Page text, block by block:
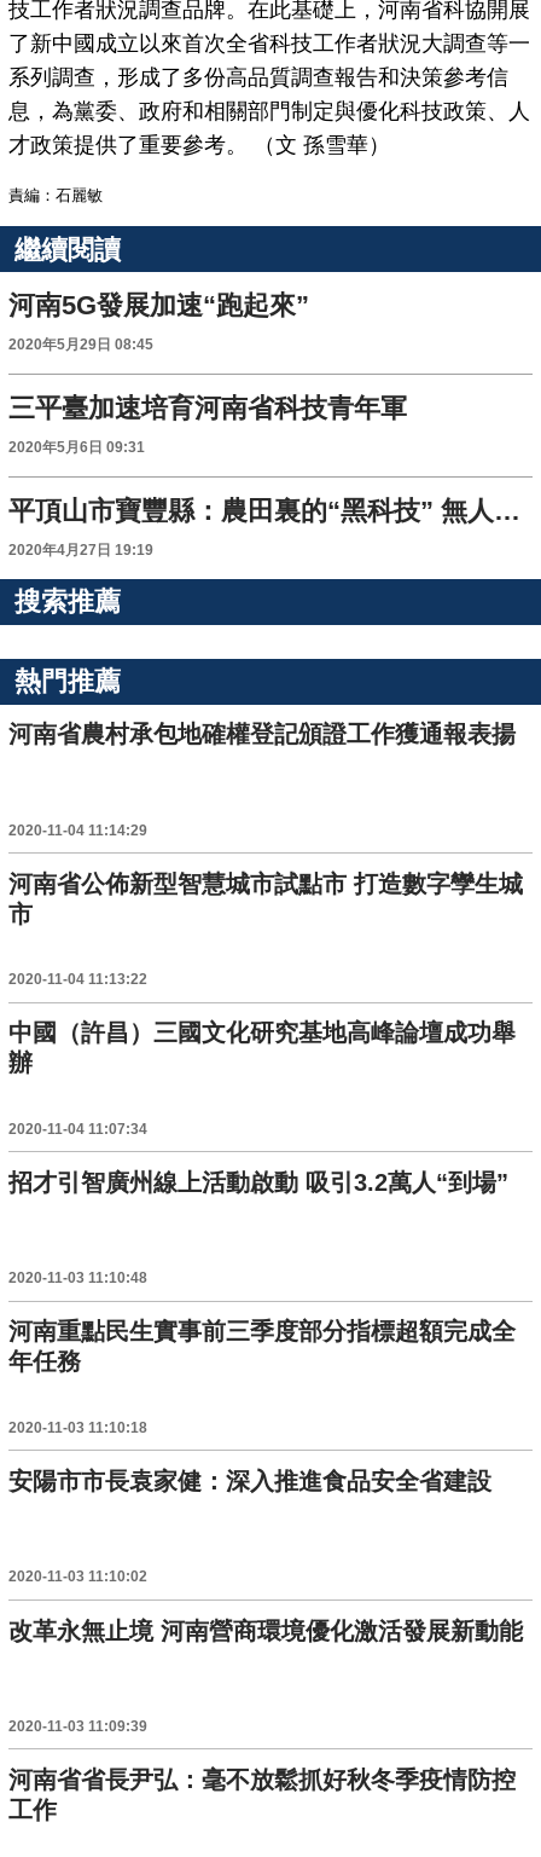
技工作者狀況調查品牌。在此基礎上，河南省科協開展
了新中國成立以來首次全省科技工作者狀況大調查等一
系列調查，形成了多份高品質調查報告和決策參考信
息，為黨委、政府和相關部門制定與優化科技政策、人
才政策提供了重要參考。 （文 孫雪華）
責編：石麗敏
繼續閱讀
河南5G發展加速“跑起來”
2020年5月29日 08:45
三平臺加速培育河南省科技青年軍
2020年5月6日 09:31
平頂山市寶豐縣：農田裏的“黑科技” 無人機噴灑農藥
2020年4月27日 19:19
搜索推薦
熱門推薦
河南省農村承包地確權登記頒證工作獲通報表揚
2020-11-04 11:14:29
河南省公佈新型智慧城市試點市 打造數字孿生城
市
2020-11-04 11:13:22
中國（許昌）三國文化研究基地高峰論壇成功舉
辦
2020-11-04 11:07:34
招才引智廣州線上活動啟動 吸引3.2萬人“到場”
2020-11-03 11:10:48
河南重點民生實事前三季度部分指標超額完成全
年任務
2020-11-03 11:10:18
安陽市市長袁家健：深入推進食品安全省建設
2020-11-03 11:10:02
改革永無止境 河南營商環境優化激活發展新動能
2020-11-03 11:09:39
河南省省長尹弘：毫不放鬆抓好秋冬季疫情防控
工作